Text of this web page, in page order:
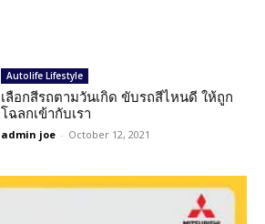
Autolife Lifestyle
เลือกสีรถตามวันเกิด ขับรถสีไหนดี ให้ถูก
โฉลกเข้ากับเรา
admin joe - October 12, 2021